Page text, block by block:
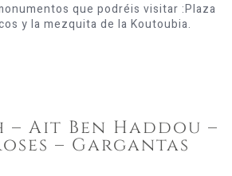
que podréis visitar :Plaza
y la mezquita de la Koutoubia.
Ait Ben Haddou –
– Gargantas